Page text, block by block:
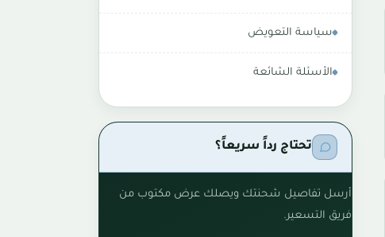
سياسة التعويض
الأسئلة الشائعة
تحتاج رداً سريعاً؟
أرسل تفاصيل شحنتك ويصلك عرض مكتوب من
فريق التسعير.